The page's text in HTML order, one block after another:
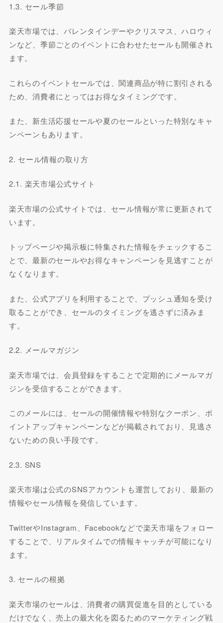
1.3. セール季節
楽天市場では、バレンタインデーやクリスマス、ハロウィ
ンなど、季節ごとのイベントに合わせたセールも開催され
ます。
これらのイベントセールでは、関連商品が特に割引される
ため、消費者にとってはお得なタイミングです。
また、新生活応援セールや夏のセールといった特別なキャ
ンペーンもあります。
2. セール情報の取り方
2.1. 楽天市場公式サイト
楽天市場の公式サイトでは、セール情報が常に更新されて
います。
トップページや掲示板に特集された情報をチェックするこ
とで、最新のセールやお得なキャンペーンを見逃すことが
なくなります。
また、公式アプリを利用することで、プッシュ通知を受け
取ることができ、セールのタイミングを逃さずに済みま
す。
2.2. メールマガジン
楽天市場では、会員登録をすることで定期的にメールマガ
ジンを受信することができます。
このメールには、セールの開催情報や特別なクーポン、ポ
イントアップキャンペーンなどが掲載されており、見逃さ
ないための良い手段です。
2.3. SNS
楽天市場は公式のSNSアカウントも運営しており、最新の
情報やセール情報を発信しています。
TwitterやInstagram、Facebookなどで楽天市場をフォロー
することで、リアルタイムでの情報キャッチが可能になり
ます。
3. セールの根拠
楽天市場のセールは、消費者の購買促進を目的としている
だけでなく、売上の最大化を図るためのマーケティング戦